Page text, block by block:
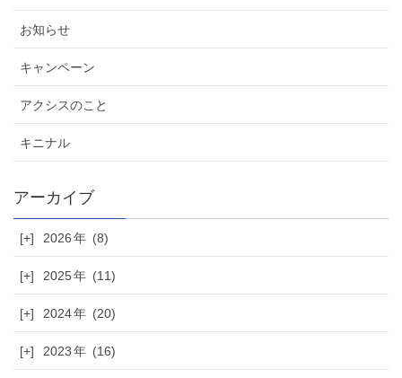
お知らせ
キャンペーン
アクシスのこと
キニナル
[+] 2026 (8)
[+] 2025 (11)
[+] 2024 (20)
[+] 2023 (16)